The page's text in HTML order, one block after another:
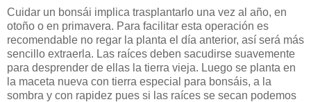
Cuidar un bonsái implica trasplantarlo una vez al año, en
otoño o en primavera. Para facilitar esta operación es
recomendable no regar la planta el día anterior, así será más
sencillo extraerla. Las raíces deben sacudirse suavemente
para desprender de ellas la tierra vieja. Luego se planta en
la maceta nueva con tierra especial para bonsáis, a la
sombra y con rapidez pues si las raíces se secan podemos